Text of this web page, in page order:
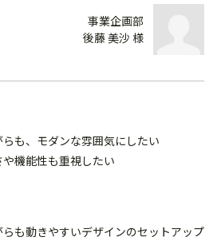
事業企画部
後藤 美沙 様
も、モダンな雰囲気にしたい
機能性も重視したい
も動きやすいデザインのセットアップ